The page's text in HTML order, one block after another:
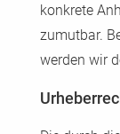
konkrete
zumutbar.
werden wir